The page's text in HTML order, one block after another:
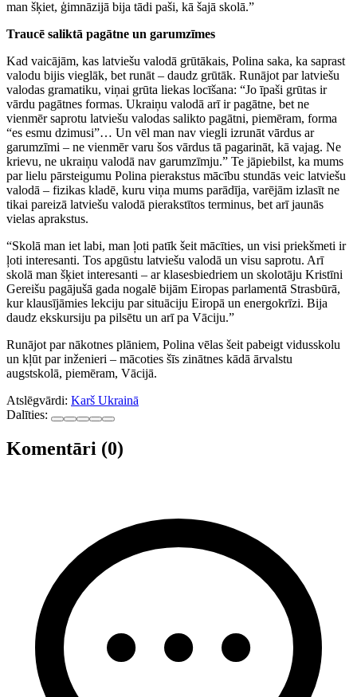
man šķiet, ģimnāzijā bija tādi paši, kā šajā skolā.”
Traucē saliktā pagātne un garumzīmes
Kad vaicājām, kas latviešu valodā grūtākais, Polina saka, ka saprast
valodu bijis vieglāk, bet runāt – daudz grūtāk. Runājot par latviešu
valodas gramatiku, viņai grūta liekas locīšana: “Jo īpaši grūtas ir
vārdu pagātnes formas. Ukraiņu valodā arī ir pagātne, bet ne
vienmēr saprotu latviešu valodas salikto pagātni, piemēram, forma
“es esmu dzimusi”… Un vēl man nav viegli izrunāt vārdus ar
garumzīmi – ne vienmēr varu šos vārdus tā pagarināt, kā vajag. Ne
krievu, ne ukraiņu valodā nav garumzīmju.” Te jāpiebilst, ka mums
par lielu pārsteigumu Polina pierakstus mācību stundās veic latviešu
valodā – fizikas kladē, kuru viņa mums parādīja, varējām izlasīt ne
tikai pareizā latviešu valodā pierakstītos terminus, bet arī jaunās
vielas aprakstus.
“Skolā man iet labi, man ļoti patīk šeit mācīties, un visi priekšmeti ir
ļoti interesanti. Tos apgūstu latviešu valodā un visu saprotu. Arī
skolā man šķiet interesanti – ar klasesbiedriem un skolotāju Kristīni
Gereišu pagājušā gada nogalē bijām Eiropas parlamentā Strasbūrā,
kur klausījāmies lekciju par situāciju Eiropā un energokrīzi. Bija
daudz ekskursiju pa pilsētu un arī pa Vāciju.”
Runājot par nākotnes plāniem, Polina vēlas šeit pabeigt vidusskolu
un kļūt par inženieri – mācoties šīs zinātnes kādā ārvalstu
augstskolā, piemēram, Vācijā.
Atslēgvārdi: Karš Ukrainā
Dalīties:
Komentāri (0)